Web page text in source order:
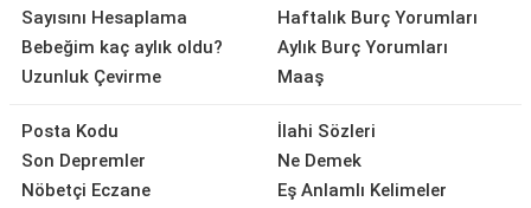
Sayısını Hesaplama
Bebeğim kaç aylık oldu?
Uzunluk Çevirme
Haftalık Burç Yorumları
Aylık Burç Yorumları
Maaş
Posta Kodu
Son Depremler
Nöbetçi Eczane
İlahi Sözleri
Ne Demek
Eş Anlamlı Kelimeler